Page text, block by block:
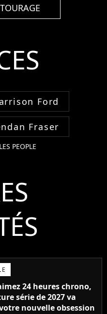
Ford
Fraser
PEOPLE
24 heures chrono,
série de 2027 va
nouvelle obsession